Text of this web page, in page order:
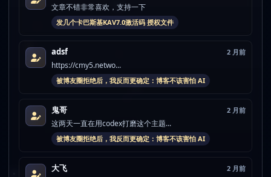
文章不错非常喜欢，支持一下
发几个卡巴斯基KAV7.0激活码 授权文件
adsf 2 月前
https://cmy5.netwo...
被博友圈拒绝后，我反而更确定：博客不该害怕 AI
鬼哥 2 月前
这两天一直在用codex打磨这个主题...
被博友圈拒绝后，我反而更确定：博客不该害怕 AI
大飞 2 月前